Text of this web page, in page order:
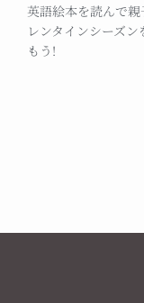
英語絵本を読んで親
レンタインシーズン
もう!